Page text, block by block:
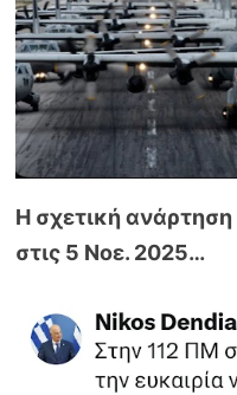
Η σχετική ανάρτηση
στις 5 Νοε. 2025…